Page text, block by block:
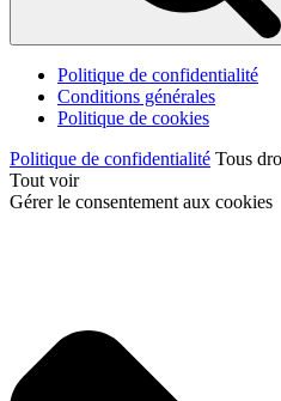
Politique de confidentialité
Conditions générales
Politique de cookies
Politique de confidentialité Tous
Tout voir
Gérer le consentement aux cookies